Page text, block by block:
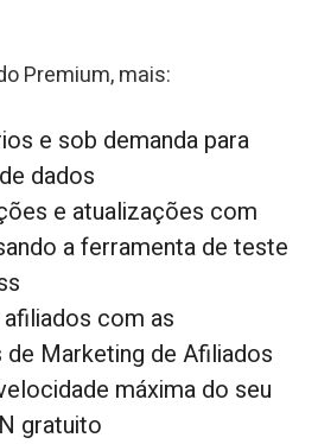
Premium, mais:
e sob demanda para
dados
e atualizações com
a ferramenta de teste
com as
de Marketing de Afiliados
máxima do seu
gratuito